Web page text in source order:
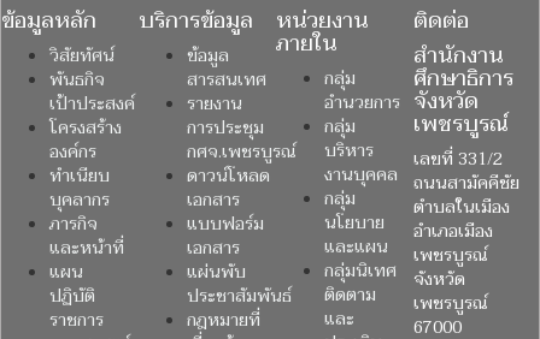
ข้อมูลหลัก
วิสัยทัศน์
พันธกิจ
เป้าประสงค์
โครงสร้าง
องค์กร
ทำเนียบ
บุคลากร
ภารกิจ
และหน้าที่
แผน
ปฏิบัติ
ราชการ
บริการข้อมูล
ข้อมูล
สารสนเทศ
รายงาน
การประชุม
กศจ.เพชรบูรณ์
ดาวน์โหลด
เอกสาร
แบบฟอร์ม
เอกสาร
แผ่นพับ
ประชาสัมพันธ์
กฎหมายที่
หน่วยงาน
ภายใน
กลุ่ม
อำนวยการ
กลุ่ม
บริหาร
งานบุคคล
กลุ่ม
นโยบาย
และแผน
กลุ่มนิเทศ
ติดตาม
และ
ติดต่อ
สำนักงาน
ศึกษาธิการ
จังหวัด
เพชรบูรณ์
เลขที่ 331/2
ถนนสามัคคีชัย
ตำบลในเมือง
อำเภอเมือง
เพชรบูรณ์
จังหวัด
เพชรบูรณ์
67000